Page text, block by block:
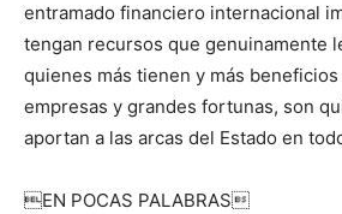
entramado financiero internacional
tengan recursos que genuinamente
quienes más tienen y más
empresas y grandes fortunas, son
aportan a las arcas del Estado en
EN POCAS PALABRAS